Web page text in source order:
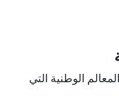
الوطنية التي